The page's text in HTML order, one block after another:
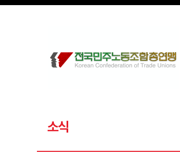
메뉴 건너뛰기
소식
Sketchbook5, 스케치북5